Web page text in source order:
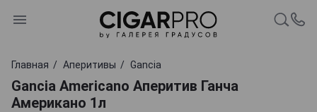
Главная Аперитивы Gancia
Gancia Americano Аперитив Ганча
Американо 1л